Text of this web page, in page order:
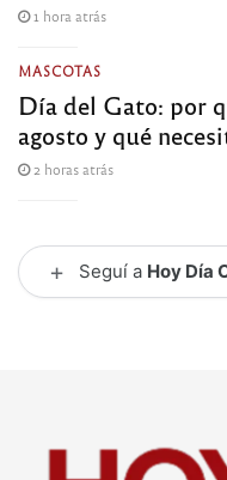
1 hora atrás
MASCOTAS
Día del Gato: por
agosto y qué
2 horas atrás
+ Seguí a Hoy Día